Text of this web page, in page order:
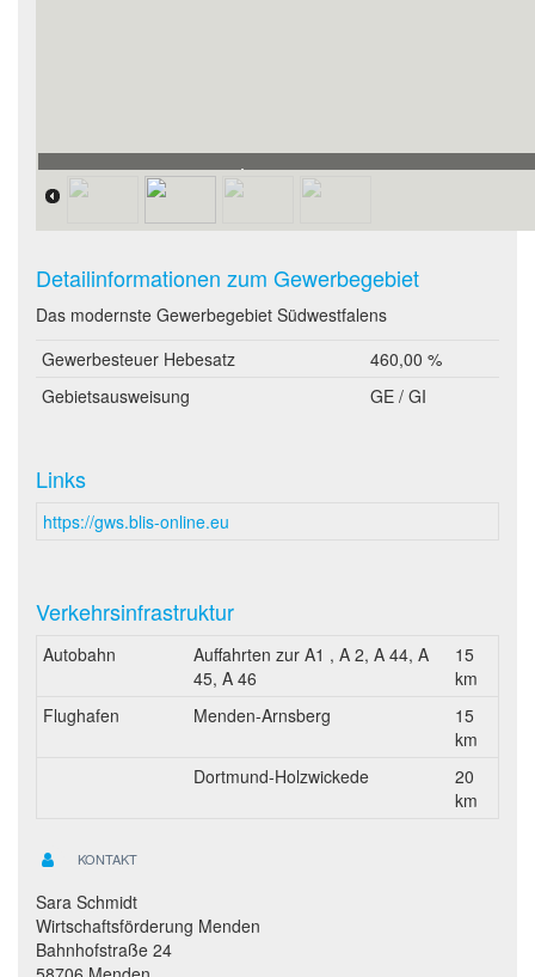
Detailinformationen zum Gewerbegebiet
Das modernste Gewerbegebiet Südwestfalens
Gewerbesteuer Hebesatz
460,00 %
Gebietsausweisung
GE / GI
Links
https://gws.blis-online.eu
Verkehrsinfrastruktur
Autobahn
Auffahrten zur A1 , A 2, A 44, A
45, A 46
15
km
Flughafen
Menden-Arnsberg
15
km
Dortmund-Holzwickede
20
km
KONTAKT
Sara Schmidt
Wirtschaftsförderung Menden
Bahnhofstraße 24